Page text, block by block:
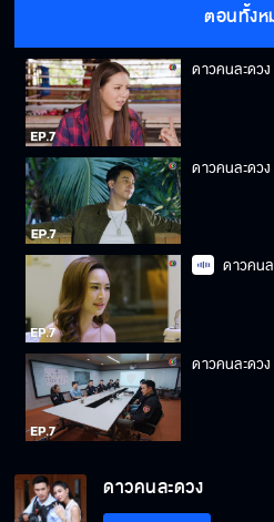
ตอนทั้ง
ดาวคนละดว
ดาวคนละดว
ดาวคน
ดาวคนละดว
ดาวคนละดวง